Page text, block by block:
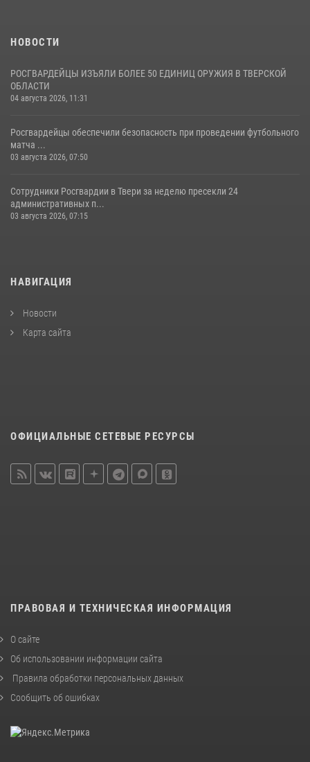
НОВОСТИ
РОСГВАРДЕЙЦЫ ИЗЪЯЛИ БОЛЕЕ 50 ЕДИНИЦ ОРУЖИЯ В ТВЕРСКОЙ
ОБЛАСТИ
04 августа 2026, 11:31
Росгвардейцы обеспечили безопасность при проведении футбольного
матча ...
03 августа 2026, 07:50
Сотрудники Росгвардии в Твери за неделю пресекли 24
административных п...
03 августа 2026, 07:15
НАВИГАЦИЯ
Новости
Карта сайта
ОФИЦИАЛЬНЫЕ СЕТЕВЫЕ РЕСУРСЫ
ПРАВОВАЯ И ТЕХНИЧЕСКАЯ ИНФОРМАЦИЯ
О сайте
Об использовании информации сайта
Правила обработки персональных данных
Сообщить об ошибках